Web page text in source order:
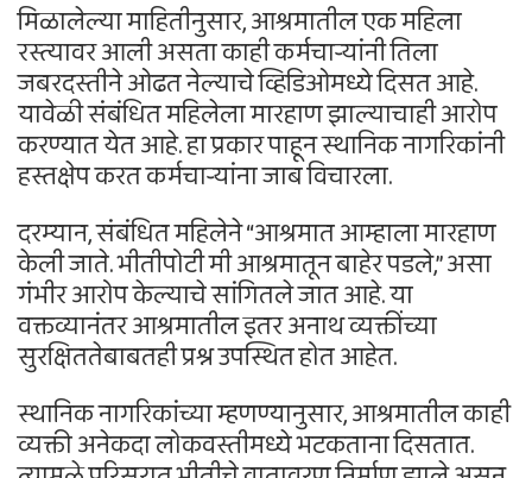
मिळालेल्या माहितीनुसार, आश्रमातील एक महिला
रस्त्यावर आली असता काही कर्मचाऱ्यांनी तिला
जबरदस्तीने ओढत नेल्याचे व्हिडिओमध्ये दिसत आहे.
यावेळी संबंधित महिलेला मारहाण झाल्याचाही आरोप
करण्यात येत आहे. हा प्रकार पाहून स्थानिक नागरिकांनी
हस्तक्षेप करत कर्मचाऱ्यांना जाब विचारला.
दरम्यान, संबंधित महिलेने “आश्रमात आम्हाला मारहाण
केली जाते. भीतीपोटी मी आश्रमातून बाहेर पडले,” असा
गंभीर आरोप केल्याचे सांगितले जात आहे. या
वक्तव्यानंतर आश्रमातील इतर अनाथ व्यक्तींच्या
सुरक्षिततेबाबतही प्रश्न उपस्थित होत आहेत.
स्थानिक नागरिकांच्या म्हणण्यानुसार, आश्रमातील काही
व्यक्ती अनेकदा लोकवस्तीमध्ये भटकताना दिसतात.